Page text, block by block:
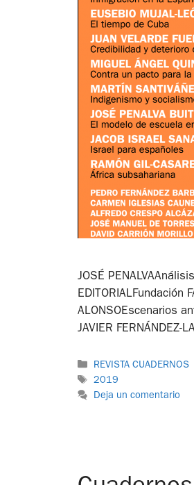
JOSÉ
EDITORIALFundación
ALONSOEscenarios
JAVIER FERNÁNDEZ-
REVISTA CUADERNOS
2019
Deja un comentario